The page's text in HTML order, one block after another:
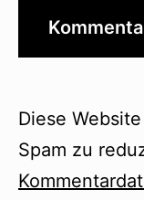
Diese
Spam zu